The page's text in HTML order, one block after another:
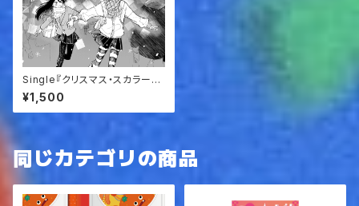
Single『クリスマス・スカラー』
通常版
¥1,500
同じカテゴリの商品